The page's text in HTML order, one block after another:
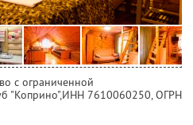
с ограниченной
"Коприно",ИНН 7610060250, ОГРН